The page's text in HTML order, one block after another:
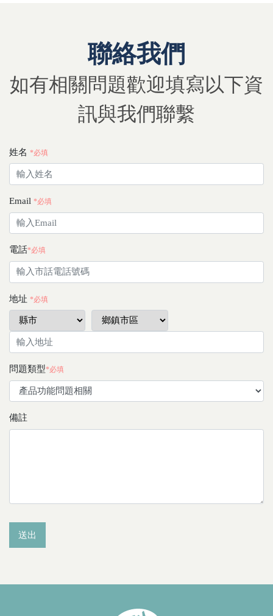
聯絡我們
如有相關問題歡迎填寫以下資
訊與我們聯繫
姓名 *必填
Email *必填
電話*必填
地址 *必填
問題類型*必填
備註
送出